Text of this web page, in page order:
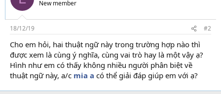
New member
18/12/19 #2
Cho em hỏi, hai thuật ngữ này trong trường hợp nào thì
được xem là cùng ý nghĩa, cùng vai trò hay là một vậy ạ?
Hình như em có thấy không nhiều người phân biệt về
thuật ngữ này, a/c mia a có thể giải đáp giúp em với ạ?